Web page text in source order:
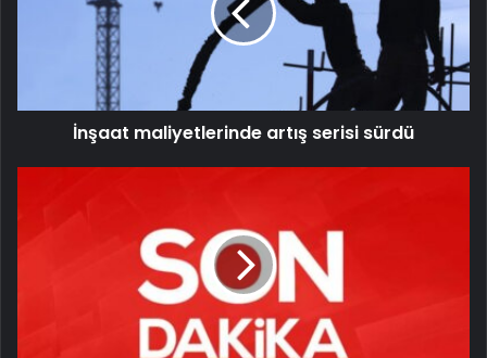
İnşaat maliyetlerinde artış serisi sürdü